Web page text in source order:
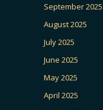
September 2025
August 2025
July 2025
June 2025
May 2025
April 2025